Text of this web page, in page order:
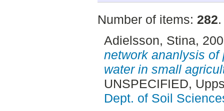
Number of items: 282.
Adielsson, Stina,
network ananlysis
water in small
UNSPECIFIED,
Dept. of Soil